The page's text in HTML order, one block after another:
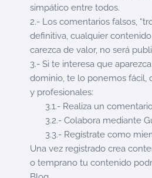
simpático entre todos.
2.- Los comentarios falsos,
definitiva, cualquier
carezca de valor, no será
3.- Si te interesa que
dominio, te lo ponemos fácil,
y profesionales:
3.1.- Realiza un
3.2.- Colabora mediante
3.3.- Regístrate como
Una vez registrado crea
o temprano tu contenido